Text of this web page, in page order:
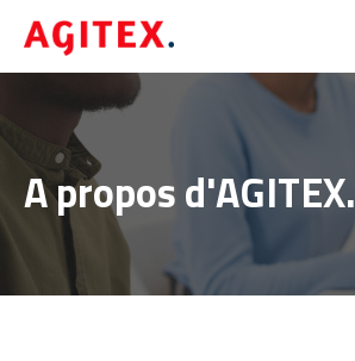
A propos d'AGITEX.